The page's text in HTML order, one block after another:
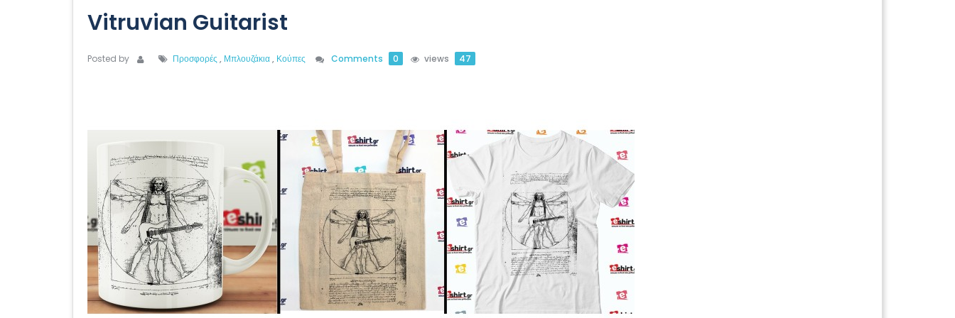
Vitruvian Guitarist
Posted by Προσφορές , Μπλουζάκια, Κούπες Comments 0 views 47